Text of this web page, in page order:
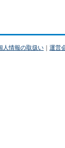
人情報の取扱い ｜ 運営